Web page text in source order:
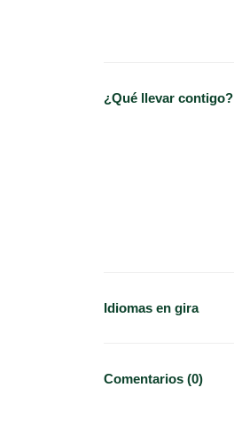
¿Qué llevar contigo?
Idiomas en gira
Comentarios (0)